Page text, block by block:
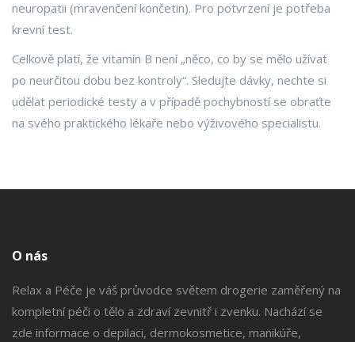
neuropatii (mravenčení končetin). Pro potvrzení je potřeba
krevní test.
Celkově platí, že vitamín B není „něco, co by se mělo užívat
po neurčitou dobu bez kontroly“. Sledujte dávky, nechte si
udělat periodické testy a v případě pochybností se obraťte
na svého praktického lékaře nebo výživového specialistu.
O nás
Relax a Péče je váš průvodce světem drogerie zaměřený na
kompletní péči o tělo a zdraví zevnitř i zvenku. Nachází se
zde informace o depilaci, dermokosmetice, manikúře,